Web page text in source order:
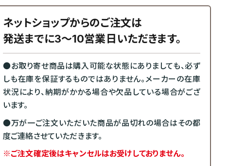
ネットショップからのご注文は
発送までに3～10営業日いただきます。
●お取り寄せ商品は購入可能な状態にありましても、必ず
しも在庫を保証するものではありません。メーカーの在庫
状況により、納期がかかる場合や欠品している場合がござ
います。
●万が一ご注文いただいた商品が品切れの場合はその都
度ご連絡させていただきます。
※ご注文確定後はキャンセルはお受けしておりません。